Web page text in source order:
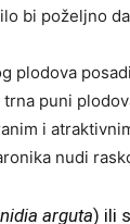
bi poželjno
plodova
puni
i
nudi
arguta) ili